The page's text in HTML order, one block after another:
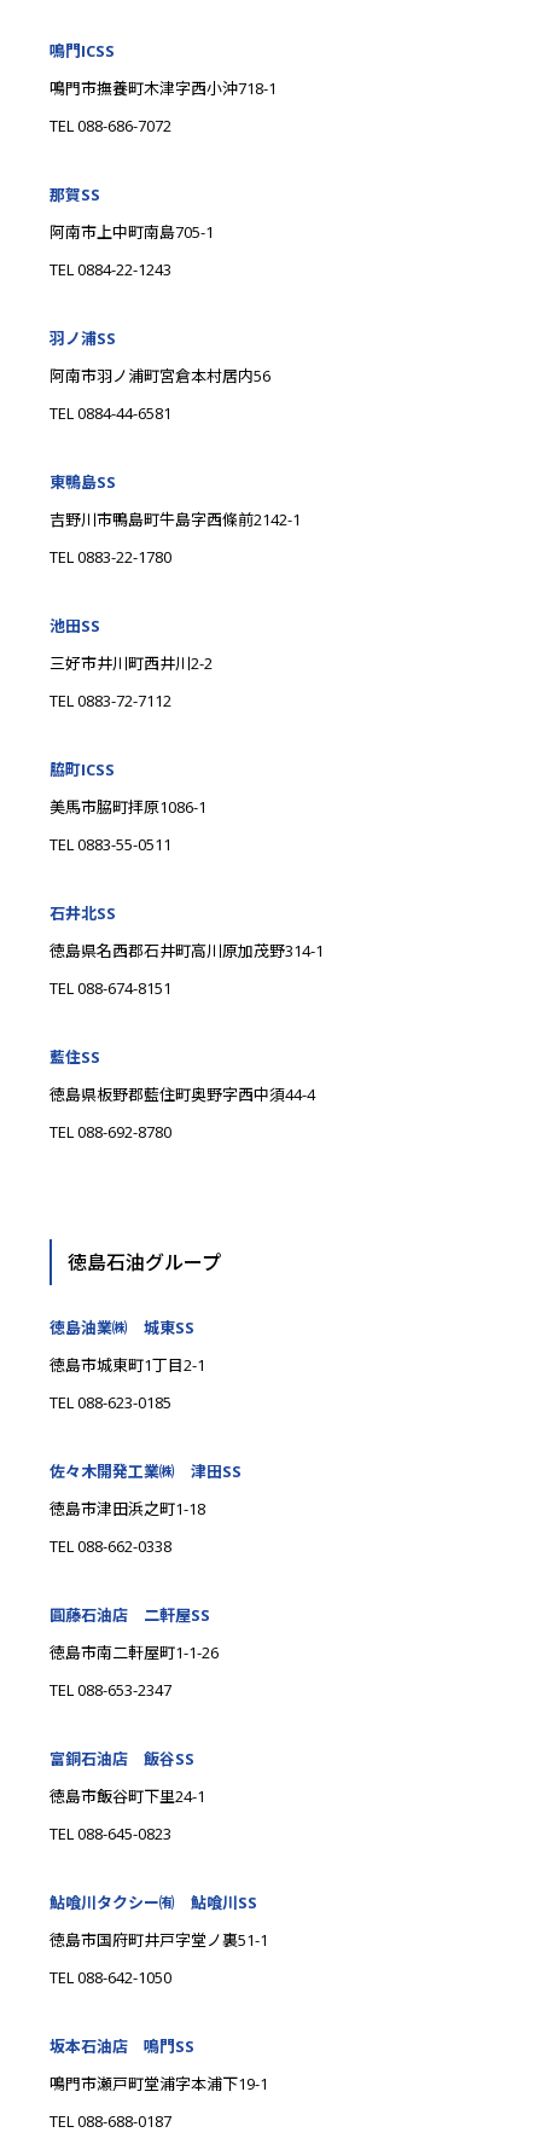
鳴門ICSS
鳴門市撫養町木津字西小沖718-1
TEL 088-686-7072
那賀SS
阿南市上中町南島705-1
TEL 0884-22-1243
羽ノ浦SS
阿南市羽ノ浦町宮倉本村居内56
TEL 0884-44-6581
東鴨島SS
吉野川市鴨島町牛島字西條前2142-1
TEL 0883-22-1780
池田SS
三好市井川町西井川2-2
TEL 0883-72-7112
脇町ICSS
美馬市脇町拝原1086-1
TEL 0883-55-0511
石井北SS
徳島県名西郡石井町高川原加茂野314-1
TEL 088-674-8151
藍住SS
徳島県板野郡藍住町奥野字西中須44-4
TEL 088-692-8780
徳島石油グループ
徳島油業㈱ 城東SS
徳島市城東町1丁目2-1
TEL 088-623-0185
佐々木開発工業㈱ 津田SS
徳島市津田浜之町1-18
TEL 088-662-0338
圓藤石油店 二軒屋SS
徳島市南二軒屋町1-1-26
TEL 088-653-2347
富銅石油店 飯谷SS
徳島市飯谷町下里24-1
TEL 088-645-0823
鮎喰川タクシー㈲ 鮎喰川SS
徳島市国府町井戸字堂ノ裏51-1
TEL 088-642-1050
坂本石油店 鳴門SS
鳴門市瀬戸町堂浦字本浦下19-1
TEL 088-688-0187